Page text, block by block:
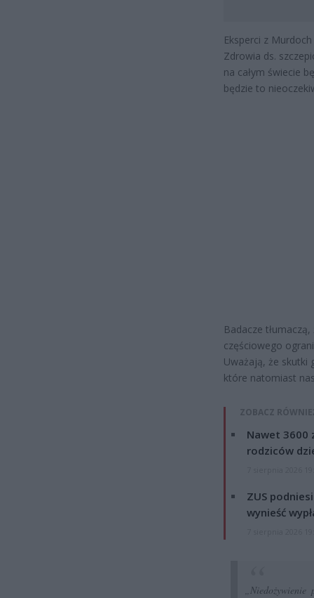
Eksperci z
Zdrowia ds.
na całym świecie
będzie to
Badacze
częściowego
Uważają, że skutki
które natomiast
ZOBACZ
Nawet 3600
rodziców
ZUS
wynieść